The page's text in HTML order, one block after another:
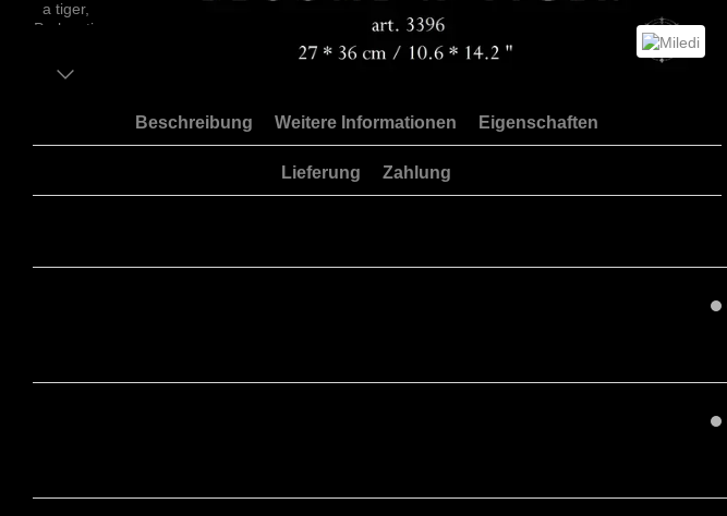
Beschreibung Weitere Informationen Eigenschaften
Lieferung Zahlung